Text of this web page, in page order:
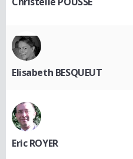
Elisabeth BESQUEUT
Eric ROYER